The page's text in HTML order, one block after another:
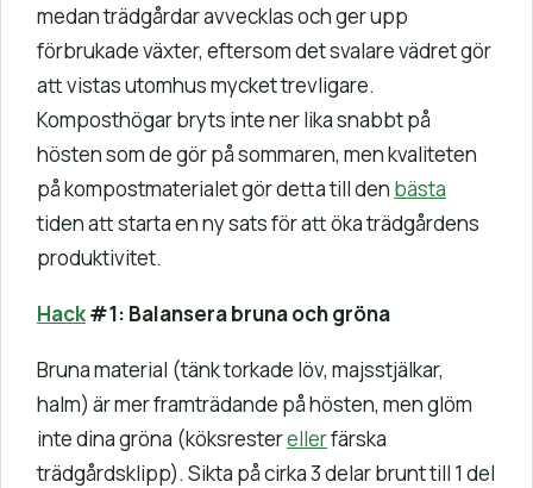
medan trädgårdar avvecklas och ger upp
förbrukade växter, eftersom det svalare vädret gör
att vistas utomhus mycket trevligare.
Komposthögar bryts inte ner lika snabbt på
hösten som de gör på sommaren, men kvaliteten
på kompostmaterialet gör detta till den bästa
tiden att starta en ny sats för att öka trädgårdens
produktivitet.
Hack#1: Balansera bruna och gröna
Bruna material (tänk torkade löv, majsstjälkar,
halm) är mer framträdande på hösten, men glöm
inte dina gröna (köksresterellerfärska
trädgårdsklipp). Sikta på cirka 3 delar brunt till 1 del